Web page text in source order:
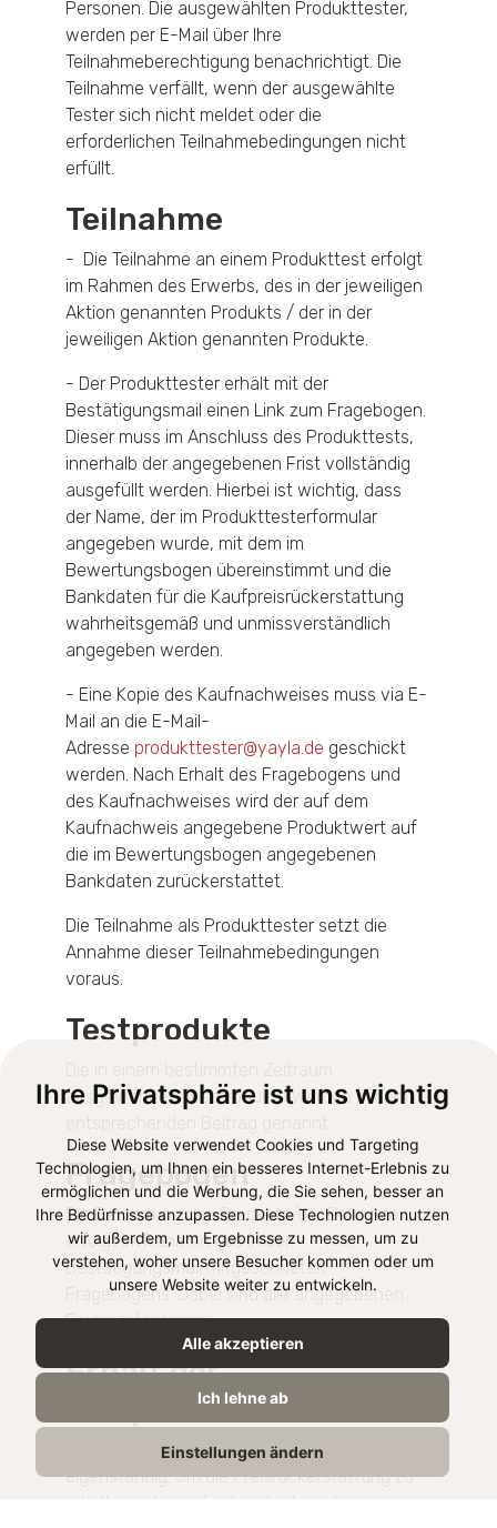
Ihre Privatsphäre ist uns wichtig
Diese Website verwendet Cookies und Targeting
Technologien, um Ihnen ein besseres Internet-Erlebnis zu
ermöglichen und die Werbung, die Sie sehen, besser an
Ihre Bedürfnisse anzupassen. Diese Technologien nutzen
wir außerdem, um Ergebnisse zu messen, um zu
verstehen, woher unsere Besucher kommen oder um
unsere Website weiter zu entwickeln.
Alle akzeptieren
Ich lehne ab
Einstellungen ändern
Personen. Die ausgewählten Produkttester,
werden per E-Mail über Ihre
Teilnahmeberechtigung benachrichtigt. Die
Teilnahme verfällt, wenn der ausgewählte
Tester sich nicht meldet oder die
erforderlichen Teilnahmebedingungen nicht
erfüllt.
Teilnahme
- Die Teilnahme an einem Produkttest erfolgt
im Rahmen des Erwerbs, des in der jeweiligen
Aktion genannten Produkts / der in der
jeweiligen Aktion genannten Produkte.
- Der Produkttester erhält mit der
Bestätigungsmail einen Link zum Fragebogen.
Dieser muss im Anschluss des Produkttests,
innerhalb der angegebenen Frist vollständig
ausgefüllt werden. Hierbei ist wichtig, dass
der Name, der im Produkttesterformular
angegeben wurde, mit dem im
Bewertungsbogen übereinstimmt und die
Bankdaten für die Kaufpreisrückerstattung
wahrheitsgemäß und unmissverständlich
angegeben werden.
- Eine Kopie des Kaufnachweises muss via E-
Mail an die E-Mail-
Adresse produkttester@yayla.de geschickt
werden. Nach Erhalt des Fragebogens und
des Kaufnachweises wird der auf dem
Kaufnachweis angegebene Produktwert auf
die im Bewertungsbogen angegebenen
Bankdaten zurückerstattet.
Die Teilnahme als Produkttester setzt die
Annahme dieser Teilnahmebedingungen
voraus.
Testprodukte
ausgewählten Testprodukte werden in dem
Fragebogen
Die Bewertung des Produkts/der Produkte
erfolgt im Rahmen des in der
Bestätigungsmail mitgesendeten
Fragebogens. Dabei sind alle angegebenen
Felder erforderlich.
Erhalt der
Testprodukte
Der Produkttester erwirbt das Produkt
eigenständig. Um die Preisrückerstattung zu
erhalten, ist es erforderlich, dass der